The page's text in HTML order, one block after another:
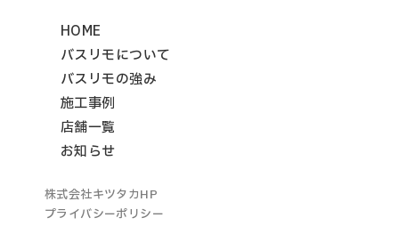
HOME
バスリモについて
バスリモの強み
施工事例
店舗一覧
お知らせ
株式会社キツタカHP
プライバシーポリシー